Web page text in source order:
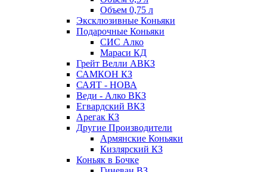
Объем 0,75 л
Эксклюзивные Коньяки
Подарочные Коньяки
СИС Алко
Мараси КД
Грейт Велли АВКЗ
САМКОН КЗ
САЯТ - НОВА
Веди - Алко ВКЗ
Егвардский ВКЗ
Арегак КЗ
Другие Производители
Армянские Коньяки
Кизлярский КЗ
Коньяк в Бочке